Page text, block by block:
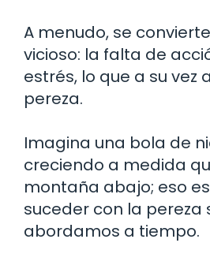
A menudo, se
vicioso: la falta de
estrés, lo que a su vez
pereza.
Imagina una bola de
creciendo a medida
montaña abajo; eso
suceder con la pereza
abordamos a tiempo.